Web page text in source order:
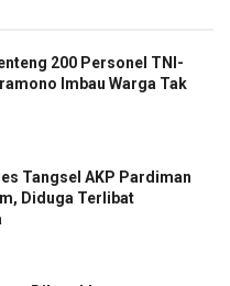
200 Personel TNI-
Imbau Warga Tak
Tangsel AKP Pardiman
Diduga Terlibat